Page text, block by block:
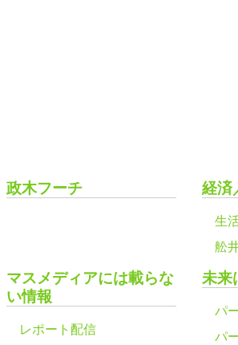
政木フーチ 経済
生
舩
マスメディアには載らな
い情報
レポート配信
未来
パ
パ